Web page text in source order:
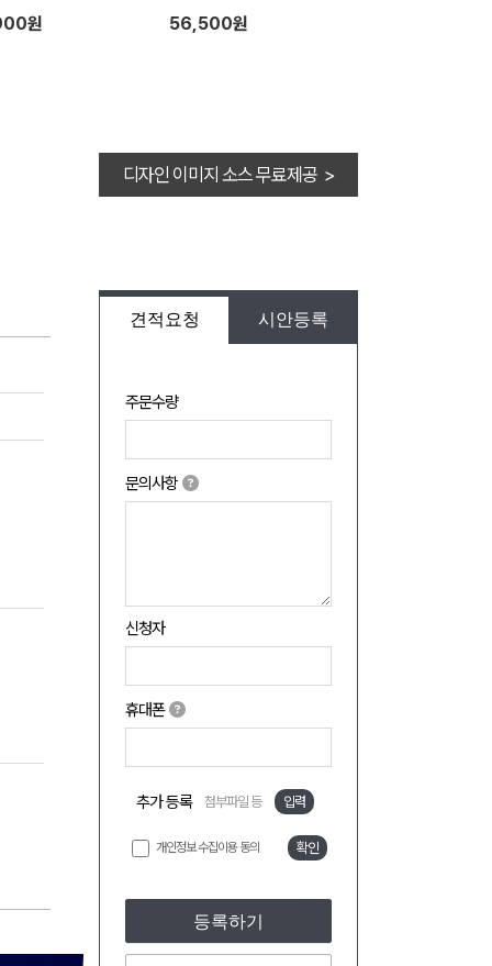
원 56,500원
디자인 이미지 소스 무료제공 >
견적요청 시안등록
주문수량
문의사항
신청자
휴대폰
추가 등록 첨부파일 등 입력
개인정보 수집이용 동의 확인
등록하기